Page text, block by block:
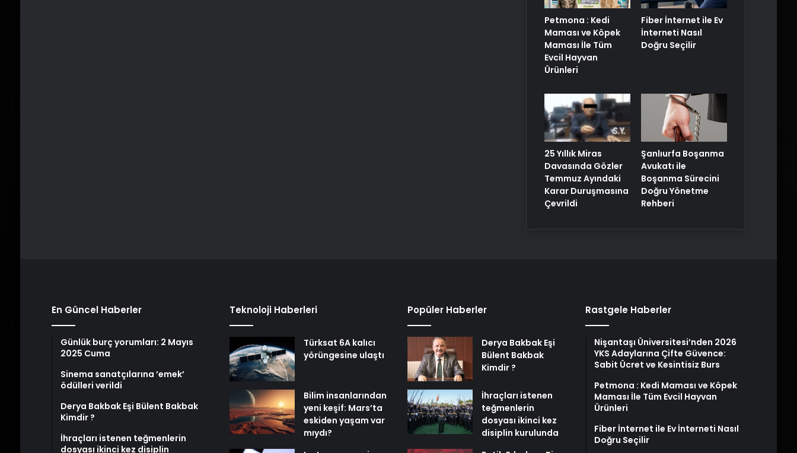
Petmona : Kedi
Maması ve Köpek
Maması İle Tüm
Evcil Hayvan
Ürünleri
Fiber İnternet ile Ev
İnterneti Nasıl
Doğru Seçilir
25 Yıllık Miras
Davasında Gözler
Temmuz Ayındaki
Karar Duruşmasına
Çevrildi
Şanlıurfa Boşanma
Avukatı ile
Boşanma Sürecini
Doğru Yönetme
Rehberi
En Güncel Haberler
Günlük burç yorumları: 2 Mayıs
2025 Cuma
Sinema sanatçılarına ’emek’
ödülleri verildi
Derya Bakbak Eşi Bülent Bakbak
Kimdir ?
İhraçları istenen teğmenlerin
dosyası ikinci kez disiplin
Teknoloji Haberleri
Türksat 6A kalıcı
yörüngesine ulaştı
Bilim insanlarından
yeni keşif: Mars’ta
eskiden yaşam var
mıydı?
Popüler Haberler
Derya Bakbak Eşi
Bülent Bakbak
Kimdir ?
İhraçları istenen
teğmenlerin
dosyası ikinci kez
disiplin kurulunda
Rastgele Haberler
Nişantaşı Üniversitesi’nden 2026
YKS Adaylarına Çifte Güvence:
Sabit Ücret ve Kesintisiz Burs
Petmona : Kedi Maması ve Köpek
Maması İle Tüm Evcil Hayvan
Ürünleri
Fiber İnternet ile Ev İnterneti Nasıl
Doğru Seçilir